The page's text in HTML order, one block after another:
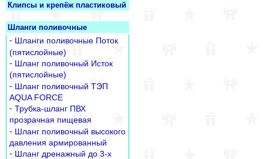
Клипсы и крепёж пластиковый
Шланги поливочные
- Шланги поливочные Поток
(пятислойные)
- Шланг поливочный Исток
(пятислойные)
- Шланг поливочный ТЭП
AQUA FORCE
- Трубка-шланг ПВХ
прозрачная пищевая
- Шланг поливочный высокого
давления армированный
- Шланг дренажный до 3-х